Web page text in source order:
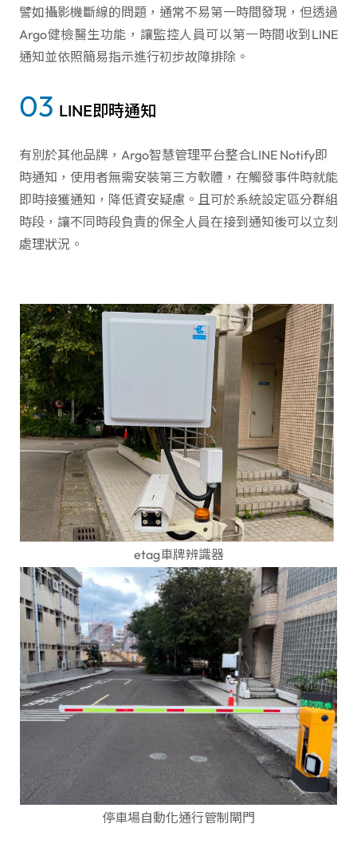
譬如攝影機斷線的問題，通常不易第一時間發現，但透過
Argo健檢醫生功能，讓監控人員可以第一時間收到LINE
通知並依照簡易指示進行初步故障排除。
03 LINE即時通知
有別於其他品牌，Argo智慧管理平台整合LINE Notify即
時通知，使用者無需安裝第三方軟體，在觸發事件時就能
即時接獲通知，降低資安疑慮。且可於系統設定區分群組
時段，讓不同時段負責的保全人員在接到通知後可以立刻
處理狀況。
etag車牌辨識器
停車場自動化通行管制閘門